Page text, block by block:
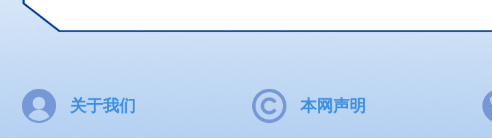
关于我们 本网声明